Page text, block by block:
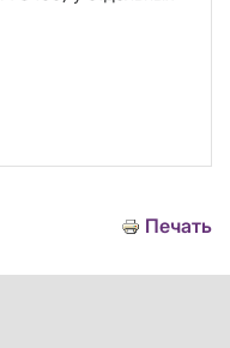
Печать